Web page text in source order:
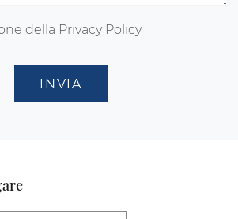
della Privacy Policy
INVIA